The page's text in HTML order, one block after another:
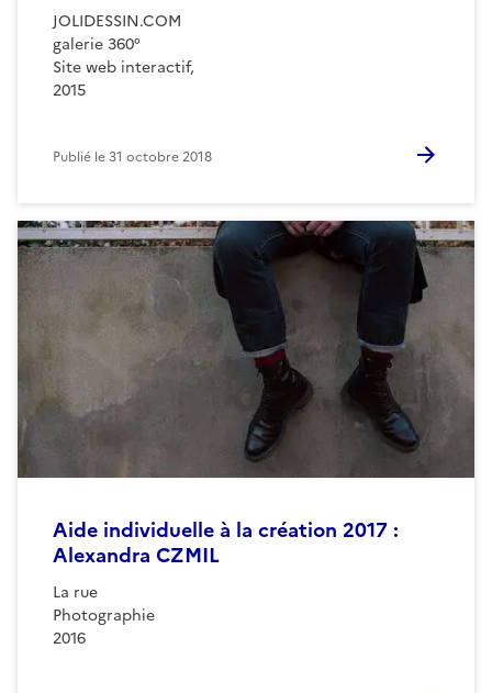
JOLIDESSIN.COM
galerie 360°
Site web interactif,
2015
Publié le31 octobre 2018
Aide individuelle à la création 2017 :
Alexandra CZMIL
La rue
Photographie
2016